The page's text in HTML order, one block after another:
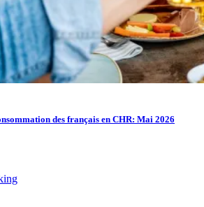
des français en CHR: Mai 2026